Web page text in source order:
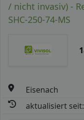
/ nicht invasiv) -
SHC-250-74-MS
Eisenach
aktualisiert